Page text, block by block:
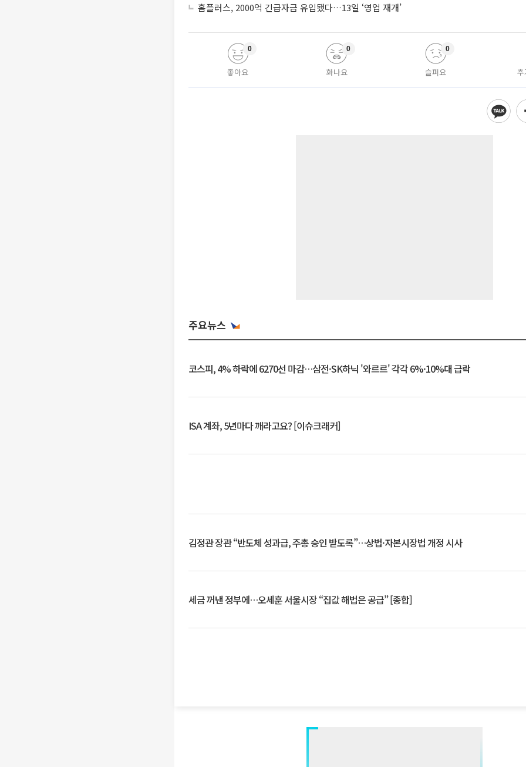
홈플러스, 2000억 긴급자금 유입됐다…13일 ‘영업 재개’
좋아요
0
화나요
0
슬퍼요
0
주요뉴스
코스피, 4% 하락에 6270선 마감…삼전·SK하닉 '와르르' 각각 6%·10%대 급락
ISA 계좌, 5년마다 깨라고요? [이슈크래커]
김정관 장관 “반도체 성과급, 주총 승인 받도록”…상법·자본시장법 개정 시사
세금 꺼낸 정부에…오세훈 서울시장 “집값 해법은 공급” [종합]